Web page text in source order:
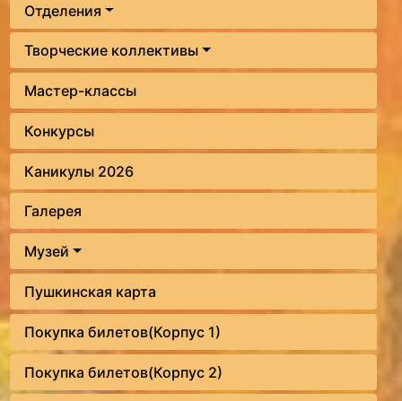
Отделения
Творческие коллективы
Мастер-классы
Конкурсы
Каникулы 2026
Галерея
Музей
Пушкинская карта
Покупка билетов(Корпус 1)
Покупка билетов(Корпус 2)